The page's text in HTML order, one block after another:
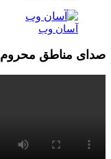
آسان وب
صدای مناطق محروم